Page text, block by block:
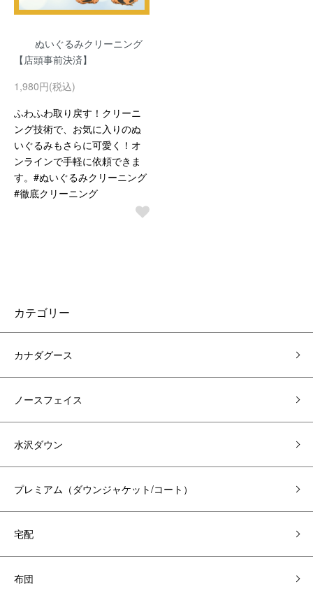
ぬいぐるみクリーニング
【店頭事前決済】
1,980円(税込)
ふわふわ取り戻す！クリーニ
ング技術で、お気に入りのぬ
いぐるみもさらに可愛く！オ
ンラインで手軽に依頼できま
す。#ぬいぐるみクリーニング
#徹底クリーニング
カテゴリー
カナダグース
ノースフェイス
水沢ダウン
プレミアム（ダウンジャケット/コート）
宅配
布団